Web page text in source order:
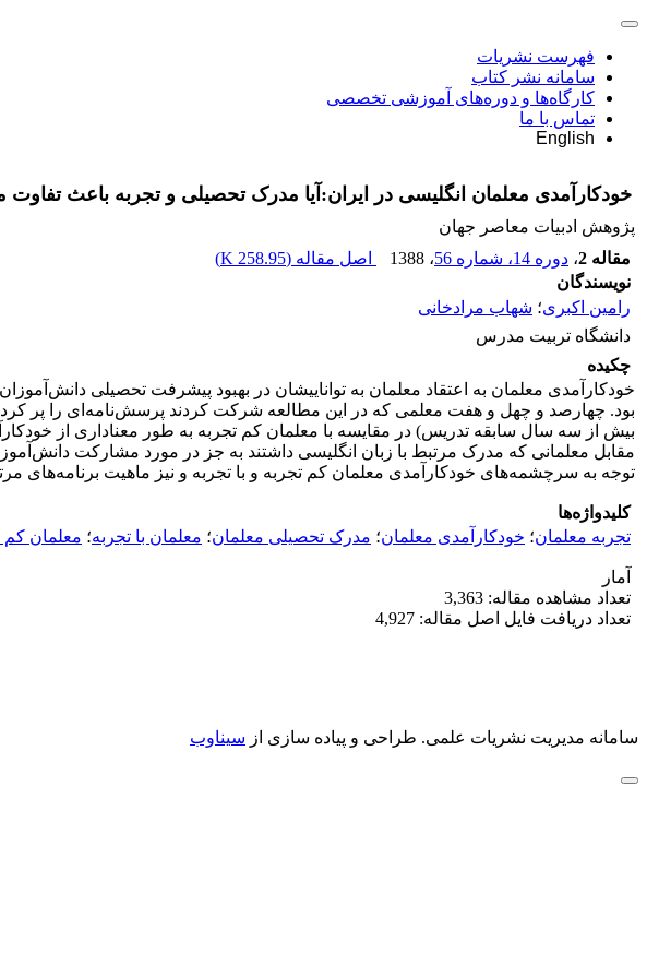
فهرست نشریات
سامانه نشر کتاب
کارگاه‌ها و دوره‌های آموزشی تخصصی
تماس با ما
English
خودکارآمدی معلمان انگلیسی در ایران:آیا مدرک تحصیلی و تجربه باعث
پژوهش ادبیات معاصر جهان
مقاله 2
، دوره 14، شماره 56 ، 1388 اصل مقاله (258.95 K
)
نویسندگان
رامین اکبری؛ شهاب مرادخانی
دانشگاه تربیت مدرس
چکیده
خودکارآمدی معلمان به اعتقاد معلمان به تواناییشان در بهبود پیشرفت تحصیلی
بود. چهارصد و چهل و هفت معلمی که در این مطالعه شرکت کردند پرسش‌نامه‌ای را پر
بیش از سه سال سابقه تدریس) در مقایسه با معلمان کم تجربه به طور معناداری از
مقابل معلمانی که مدرک مرتبط با زبان انگلیسی داشتند به جز در مورد مشارکت
توجه به سرچشمه‌های خودکارآمدی معلمان کم تجربه و با تجربه و نیز ماهیت برنامه‌های
کلیدواژه‌ها
تجربه معلمان؛ خودکارآمدی معلمان؛ مدرک تحصیلی معلمان؛ معلمان با تجربه؛ معلمان کم
آمار
تعداد مشاهده مقاله: 3,363
تعداد دریافت فایل اصل مقاله: 4,927
سامانه مدیریت نشریات علمی. طراحی و پیاده سازی از سیناوب